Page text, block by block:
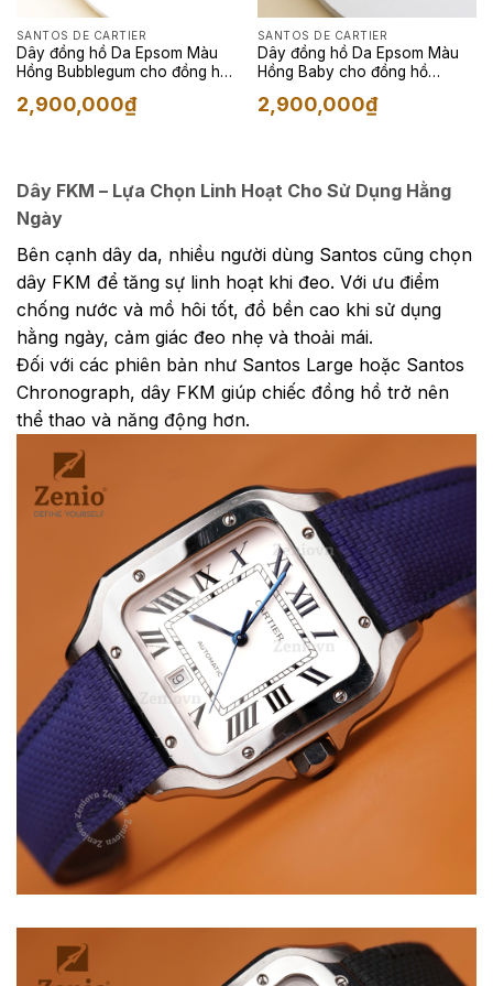
SANTOS DE CARTIER
Dây đồng hồ Da Epsom Màu
Hồng Bubblegum cho đồng hồ
2,900,000₫
SANTOS DE CARTIER
Dây đồng hồ Da Epsom Màu
Hồng Baby cho đồng hồ
2,900,000₫
Dây FKM – Lựa Chọn Linh Hoạt Cho Sử Dụng Hằng
Ngày
Bên cạnh dây da, nhiều người dùng Santos cũng chọn
dây FKM để tăng sự linh hoạt khi đeo. Với ưu điểm
chống nước và mồ hôi tốt, đồ bền cao khi sử dụng
hằng ngày, cảm giác đeo nhẹ và thoải mái.
Đối với các phiên bản như Santos Large hoặc Santos
Chronograph, dây FKM giúp chiếc đồng hồ trở nên
thể thao và năng động hơn.